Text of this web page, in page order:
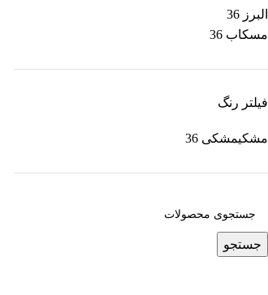
البرز 36
مسکاب 36
فیلتر رنگ
مشکیمشکی 36
جستجو